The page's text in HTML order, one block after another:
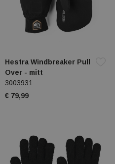
Hestra Windbreaker Pull
Over - mitt
3003931
€ 79,99